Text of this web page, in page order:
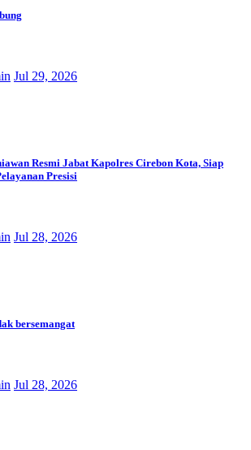
Jul 29, 2026
Resmi Jabat Kapolres Cirebon Kota, Siap
Presisi
Jul 28, 2026
bersemangat
Jul 28, 2026